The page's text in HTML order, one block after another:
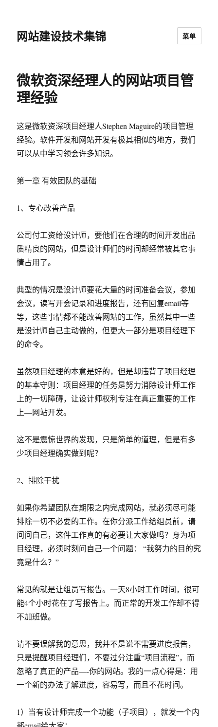
网站建设技术集锦 菜单
微软资深经理人的网站项目管
理经验
这是微软资深项目经理人Stephen Maguire的项目管理
经验。软件开发和网站开发有极其相似的地方，我们
可以从中学习领会许多知识。
第一章 有效团队的基础
1、专心改善产品
公司付工资给设计师，要他们在合理的时间开发出品
质精良的网站，但是设计师们的时间却经常被其它事
情占用了。
典型的情况是设计师要花大量的时间准备会议，参加
会议，读写开会记录和进度报告，还有回复email等
等，这些事情都不能改善网站的工作，虽然其中一些
是设计师自己主动做的，但更大一部分是项目经理下
的命令。
虽然项目经理的本意是好的，但是却违背了项目经理
的基本守则：项目经理的任务是努力消除设计师工作
上的一切障碍，让设计师权利专注在真正重要的工作
上—网站开发。
这不是震惊世界的发现，只是简单的道理，但是有多
少项目经理确实做到呢？
2、排除干扰
如果你希望团队在期限之内完成网站，就必须尽可能
排除一切不必要的工作。在你分派工作给组员前，请
问问自己，这件工作真的有必要让大家做吗？身为项
目经理，必须时刻问自己一个问题： “我努力的目的究
竟是什么？”
常见的就是让组员写报告。一天8小时工作时间，很可
能4个小时花在了写报告上。而正常的开发工作却不得
不加班做。
请不要误解我的意思，我并不是说不需要进度报告，
只是提醒项目经理们，不要过分注重“项目流程”，而
忽略了真正的产品—-你的网站。我的一点心得是：用
一个新的办法了解进度，容易写，而且不花时间。
1）当有设计师完成一个功能（子项目），就发一个内